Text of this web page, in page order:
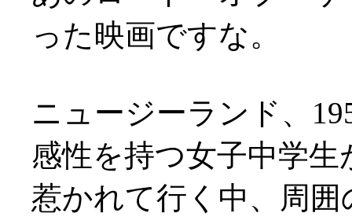
った映画ですな。
ニュージーランド、
感性を持つ女子中学生
惹かれて行く中、周